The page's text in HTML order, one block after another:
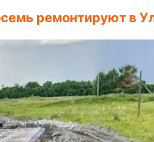
ремонтируют в